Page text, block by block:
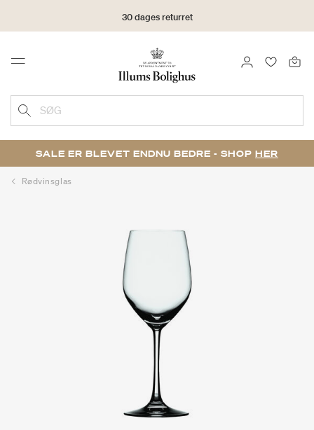
30 dages returret
Menu LOG IND
SØG
SALE ER BLEVET ENDNU BEDRE - SHOP HER
Rødvinsglas